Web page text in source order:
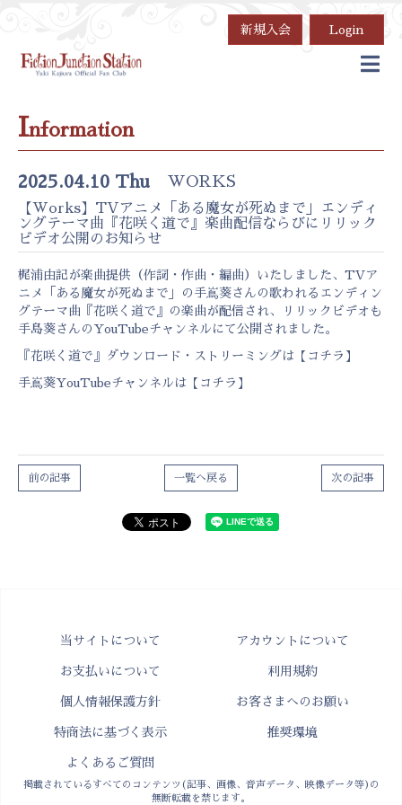
新規入会 Login
Information
2025.04.10 Thu WORKS
【Works】TVアニメ「ある魔女が死ぬまで」エンディ
ングテーマ曲『花咲く道で』楽曲配信ならびにリリック
ビデオ公開のお知らせ
梶浦由記が楽曲提供（作詞・作曲・編曲）いたしました、TVア
ニメ「ある魔女が死ぬまで」の手嶌葵さんの歌われるエンディン
グテーマ曲『花咲く道で』の楽曲が配信され、リリックビデオも
手島葵さんのYouTubeチャンネルにて公開されました。
『花咲く道で』ダウンロード・ストリーミングは【 コチラ 】
手嶌葵YouTubeチャンネルは【 コチラ 】
次の記事
一覧へ戻る
前の記事
当サイトについて アカウントについて
お支払いについて 利用規約
個人情報保護方針 お客さまへのお願い
特商法に基づく表示 推奨環境
よくあるご質問
掲載されているすべてのコンテンツ(記事、画像、音声データ、映像データ等)の
無断転載を禁じます。